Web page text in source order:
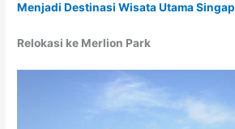
Menjadi Destinasi Wisata Utama
Relokasi ke Merlion Park